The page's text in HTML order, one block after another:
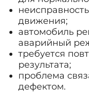
движения;
автомобиль
аварийный
требуется
результата;
проблема
дефектом.